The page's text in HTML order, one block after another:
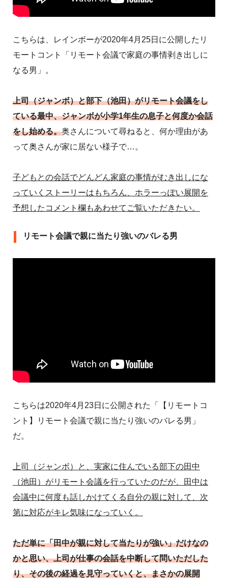
こちらは、レインボーが2020年4月25日に公開したリ
モートコント「リモート会議で家庭の事情剥き出しに
なる男」。
上司（ジャンボ）と部下（池田）がリモート会議をし
ている最中、ジャンボが小学1年生の息子と何度か会話
をし始める。奥さんについて尋ねると、何か理由があ
って奥さんが家に居ない様子で…。
子どもとの会話でどんどん家庭の事情がむき出しにな
っていくストーリーはもちろん、ホラーっぽい展開を
予想したコメント欄もあわせてご覧いただきたい。
リモート会議で親に当たり強いのバレる男
こちらは2020年4月23日に公開された「【リモートコ
ント】リモート会議で親に当たり強いのバレる男」
だ。
上司（ジャンボ）と、実家に住んでいる部下の田中
（池田）がリモート会議を行っていたのだが、田中は
会議中に何度も話しかけてくる自分の親に対して、次
第に対応がキレ気味になっていく。
ただ単に「田中が親に対して当たりが強い」だけなの
かと思い、上司が仕事の会話を中断して問いただした
り、その後の経過を見守っていくと、まさかの展開